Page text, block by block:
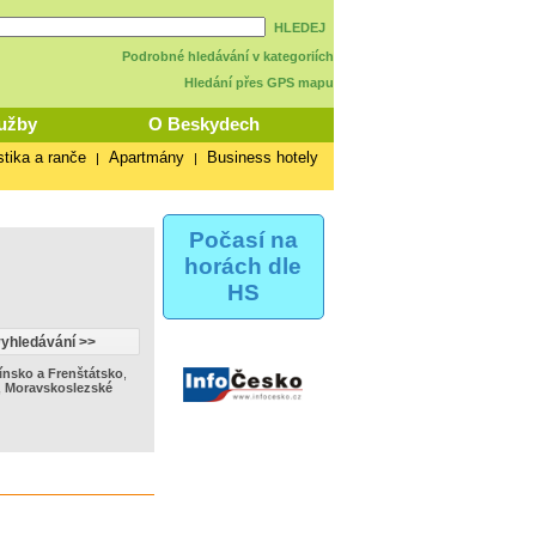
HLEDEJ
Podrobné hledávání v kategoriích
Hledání přes GPS mapu
O Beskydech
a ranče | Apartmány | Business hotely
Počasí na
horách dle
HS
a Frenštátsko,
Moravskoslezské